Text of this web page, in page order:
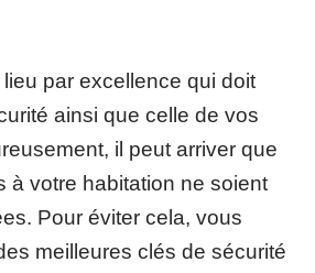
par excellence qui doit
ainsi que celle de vos
il peut arriver que
à votre habitation ne soient
Pour éviter cela, vous
meilleures clés de sécurité